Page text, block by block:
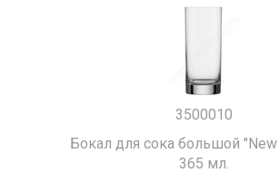
3500010
Бокал для сока большой "New
365 мл.